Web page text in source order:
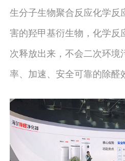
生分子生物聚合反应化学反
害的羟甲基衍生物，化学反
次释放出来，不会二次环境
率、加速、安全可靠的除醛